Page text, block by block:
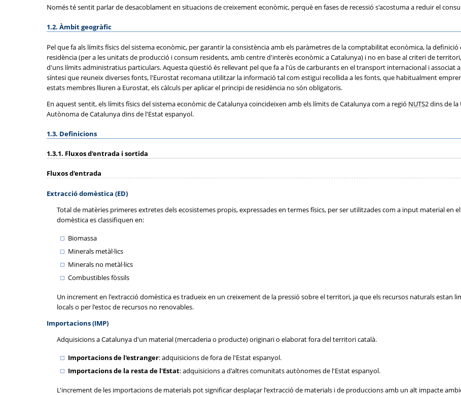
Només té sentit parlar de desacoblament en situacions de creixement econòmic, perquè en fases de recessió s'acostuma a reduir el
1.2. Àmbit geogràfic
Pel que fa als límits físics del sistema econòmic, per garantir la consistència amb els paràmetres de la comptabilitat econòmica, la
residència (per a les unitats de producció i consum residents, amb centre d'interès econòmic a Catalunya) i no en base al criteri de
d'uns límits administratius particulars. Aquesta qüestió és rellevant pel que fa a l'ús de carburants en el transport internacional i associat
síntesi que reuneix diverses fonts, l'Eurostat recomana utilitzar la informació tal com estigui recollida a les fonts, que habitualment
estats membres lliuren a Eurostat, els càlculs per aplicar el principi de residència no són obligatoris.
En aquest sentit, els límits físics del sistema econòmic de Catalunya coincideixen amb els límits de Catalunya com a regió NUTS2 dins de
Autònoma de Catalunya dins de l'Estat espanyol.
1.3. Definicions
1.3.1. Fluxos d'entrada i sortida
Fluxos d'entrada
Extracció domèstica (ED)
Total de matèries primeres extretes dels ecosistemes propis, expressades en termes físics, per ser utilitzades com a input material en
domèstica es classifiquen en:
Biomassa
Minerals metàl·lics
Minerals no metàl·lics
Combustibles fòssils
Un increment en l'extracció domèstica es tradueix en un creixement de la pressió sobre el territori, ja que els recursos naturals estan
locals o per l'estoc de recursos no renovables.
Importacions (IMP)
Adquisicions a Catalunya d'un material (mercaderia o producte) originari o elaborat fora del territori català.
Importacions de l'estranger: adquisicions de fora de l'Estat espanyol.
Importacions de la resta de l'Estat: adquisicions a d'altres comunitats autònomes de l'Estat espanyol.
L'increment de les importacions de materials pot significar desplaçar l'extracció de materials i de produccions amb un alt impacte